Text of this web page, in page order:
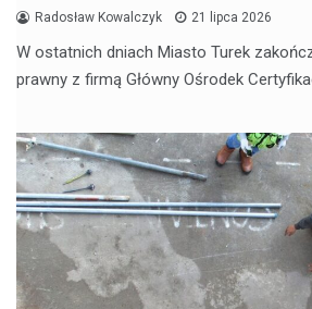
Radosław Kowalczyk 21 lipca 2026
W ostatnich dniach Miasto Turek
prawny z firmą Główny Ośrodek